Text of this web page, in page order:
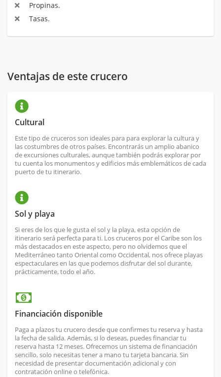
Propinas.
Tasas.
Ventajas de este crucero
Cultural
Este tipo de cruceros son ideales para para explorar la cultura y
las costumbres de otros países. Encontrarás un amplio abanico
de excursiones culturales, aunque también podrás explorar por
tu cuenta los monumentos y edificios más emblemáticos de cada
puerto de tu itinerario.
Sol y playa
Si eres de los que le gusta el sol y la playa, esta opción de
itinerario será perfecta para ti. Los cruceros por el Caribe son los
más destacados en este aspecto, pero no olvidemos que el
Mediterráneo tanto Oriental como Occidental, nos ofrece playas
espectaculares en las que podemos disfrutar del sol durante,
prácticamente, todo el año.
Financiación disponible
Paga a plazos tu crucero desde que confirmes tu reserva y hasta
la fecha de salida. Además, si lo deseas, puedes financiar tu
reserva hasta 12 meses. Ofrecemos un sistema de financiación
sencillo, solo necesitas tener a mano tu tarjeta bancaria. Sin
necesidad de presentar documentación adicional y con
contratación online o telefónica.